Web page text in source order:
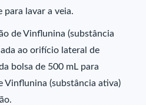
para lavar a veia.
de Vinflunina (substância
ao orifício lateral de
bolsa de 500 mL para
Vinflunina (substância ativa)